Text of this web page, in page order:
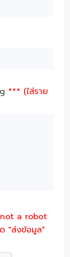
*** (ใส่ราย
a robot
"ส่งข้อมูล"